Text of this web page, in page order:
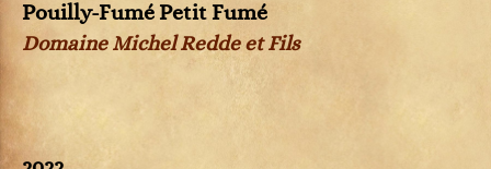
Pouilly-Fumé Petit Fumé
Domaine Michel Redde et Fils